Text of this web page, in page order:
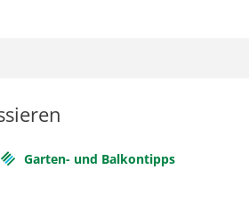
Garten- und Balkontipps